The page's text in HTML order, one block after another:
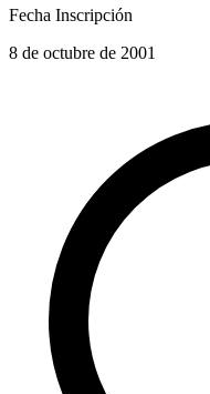
Fecha Inscripción
8 de octubre de 2001